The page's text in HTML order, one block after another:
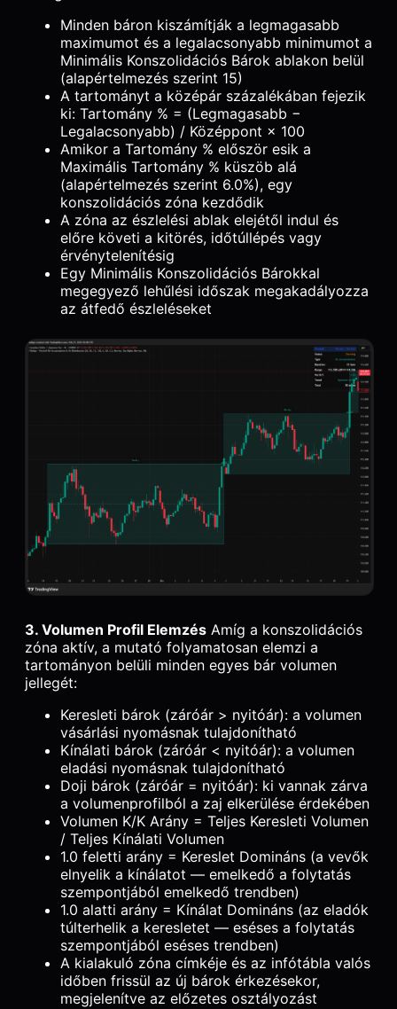
Minden báron kiszámítják a legmagasabb
maximumot és a legalacsonyabb minimumot a
Minimális Konszolidációs Bárok ablakon belül
(alapértelmezés szerint 15)
A tartományt a középár százalékában fejezik
ki: Tartomány % = (Legmagasabb −
Legalacsonyabb) / Középpont × 100
Amikor a Tartomány % először esik a
Maximális Tartomány % küszöb alá
(alapértelmezés szerint 6.0%), egy
konszolidációs zóna kezdődik
A zóna az észlelési ablak elejétől indul és
előre követi a kitörés, időtúllépés vagy
érvénytelenítésig
Egy Minimális Konszolidációs Bárokkal
megegyező lehűlési időszak megakadályozza
az átfedő észleléseket
3. Volumen Profil Elemzés Amíg a konszolidációs
zóna aktív, a mutató folyamatosan elemzi a
tartományon belüli minden egyes bár volumen
jellegét:
Keresleti bárok (záróár > nyitóár): a volumen
vásárlási nyomásnak tulajdonítható
Kínálati bárok (záróár < nyitóár): a volumen
eladási nyomásnak tulajdonítható
Doji bárok (záróár = nyitóár): ki vannak zárva
a volumenprofilból a zaj elkerülése érdekében
Volumen K/K Arány = Teljes Keresleti Volumen
/ Teljes Kínálati Volumen
1.0 feletti arány = Kereslet Domináns (a vevők
elnyelik a kínálatot — emelkedő a folytatás
szempontjából emelkedő trendben)
1.0 alatti arány = Kínálat Domináns (az eladók
túlterhelik a keresletet — eséses a folytatás
szempontjából eséses trendben)
A kialakuló zóna címkéje és az infótábla valós
időben frissül az új bárok érkezésekor,
megjelenítve az előzetes osztályozást